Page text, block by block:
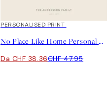
20%*
PERSONALISED PRINT
No Place Like Home Personal Poster
Da CHF 38.36CHF 47.95